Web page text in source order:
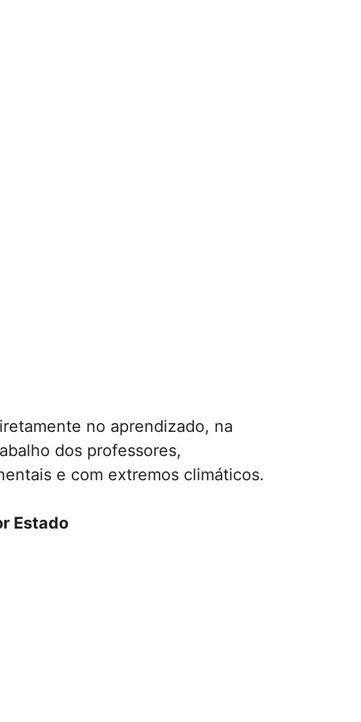
no aprendizado, na
dos professores,
e com extremos climáticos.
Estado